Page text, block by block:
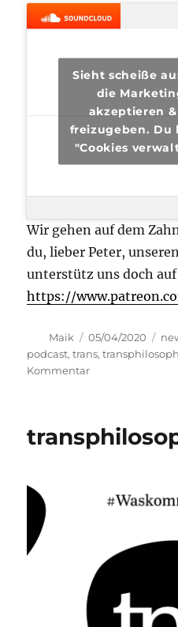
Sieht scheiße
die
akzeptieren
freizugeben. Du
"Cookies
Wir gehen auf dem
du, lieber Peter,
unterstütz uns doch
https://
Autor
Maik
Veröffentlicht
am
05/04/2020
podcast,trans,
Kommentarzu